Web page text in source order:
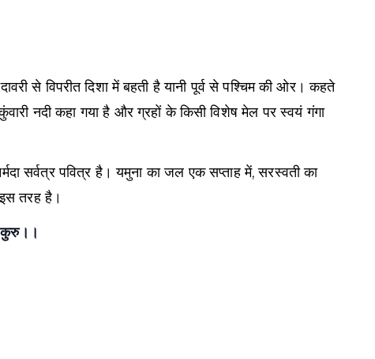
से विपरीत दिशा में बहती है यानी पूर्व से पश्चिम की ओर। कहते
नदी कहा गया है और ग्रहों के किसी विशेष मेल पर स्वयं गंगा
सर्वत्र पवित्र है। यमुना का जल एक सप्ताह में, सरस्वती का
तरह है।
कुरु।।